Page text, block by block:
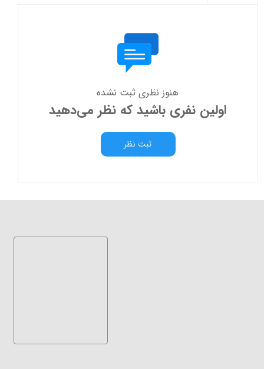
هنوز نظری ثبت نشده
اولین نفری باشید که نظر می‌دهید
ثبت نظر